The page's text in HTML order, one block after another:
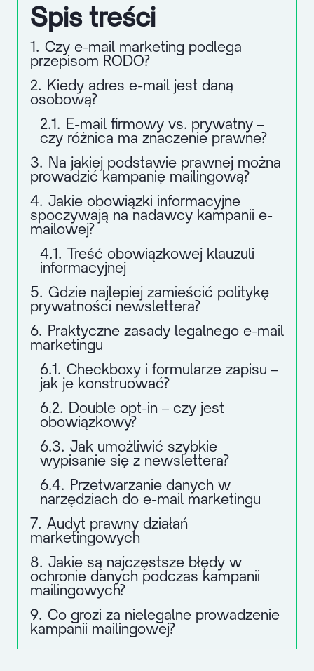
Spis treści
1. Czy e-mail marketing podlega
przepisom RODO?
2. Kiedy adres e-mail jest daną
osobową?
2.1. E-mail firmowy vs. prywatny –
czy różnica ma znaczenie prawne?
3. Na jakiej podstawie prawnej można
prowadzić kampanię mailingową?
4. Jakie obowiązki informacyjne
spoczywają na nadawcy kampanii e-
mailowej?
4.1. Treść obowiązkowej klauzuli
informacyjnej
5. Gdzie najlepiej zamieścić politykę
prywatności newslettera?
6. Praktyczne zasady legalnego e-mail
marketingu
6.1. Checkboxy i formularze zapisu –
jak je konstruować?
6.2. Double opt-in – czy jest
obowiązkowy?
6.3. Jak umożliwić szybkie
wypisanie się z newslettera?
6.4. Przetwarzanie danych w
narzędziach do e-mail marketingu
7. Audyt prawny działań
marketingowych
8. Jakie są najczęstsze błędy w
ochronie danych podczas kampanii
mailingowych?
9. Co grozi za nielegalne prowadzenie
kampanii mailingowej?